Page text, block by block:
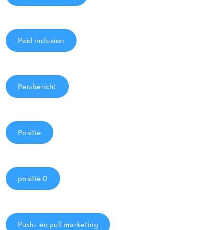
Paid inclusion
Persbericht
Positie
positie 0
Push- en pull marketing